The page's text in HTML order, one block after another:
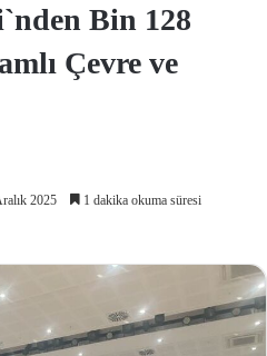
Bin 128
Çevre ve
2025 1 dakika okuma süresi